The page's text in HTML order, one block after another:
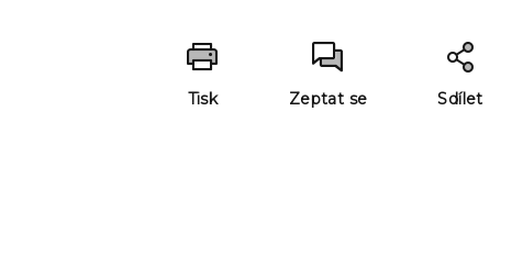
Tisk Zeptat se Sdílet